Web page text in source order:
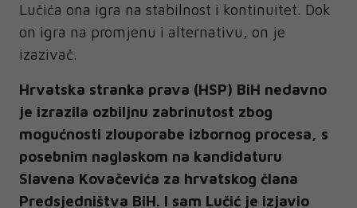
Lučića ona igra na stabilnost i kontinuitet. Dok
on igra na promjenu i alternativu, on je
izazivač.
Hrvatska stranka prava (HSP) BiH nedavno
je izrazila ozbiljnu zabrinutost zbog
mogućnosti zlouporabe izbornog procesa, s
posebnim naglaskom na kandidaturu
Slavena Kovačevića za hrvatskog člana
Predsjedništva BiH. I sam Lučić je izjavio